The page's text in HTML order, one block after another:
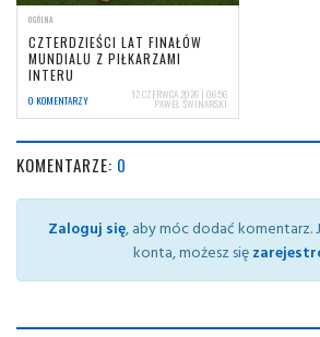
OGÓLNA
CZTERDZIEŚCI LAT FINAŁÓW
MUNDIALU Z PIŁKARZAMI
INTERU
0 KOMENTARZY 12 CZERWCA 2026 | 06:56
PAWEŁ ŚWINARSKI
KOMENTARZE: 0
Zaloguj się, aby móc dodać komentarz.
konta, możesz się